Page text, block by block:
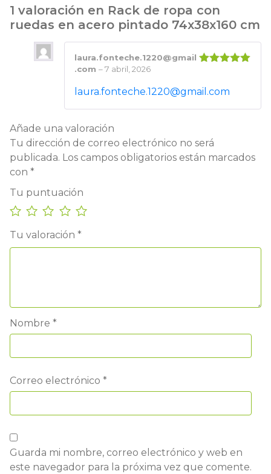
1 valoración en Rack de ropa con
ruedas en acero pintado 74x38x160 cm
laura.fonteche.1220@gmail
.com –7 abril, 2026
laura.fonteche.1220@gmail.com
Añade una valoración
Tu dirección de correo electrónico no será
publicada. Los campos obligatorios están marcados
con *
Tu puntuación
Tu valoración *
Nombre *
Correo electrónico *
Guarda mi nombre, correo electrónico y web en
este navegador para la próxima vez que comente.